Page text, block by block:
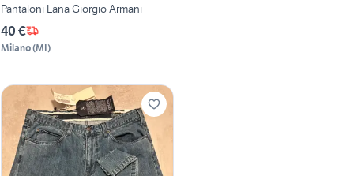
Pantaloni Lana Giorgio Armani
40 €
Milano(MI)